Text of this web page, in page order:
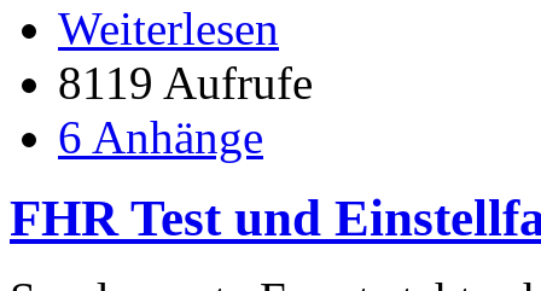
Weiterlesen
8119 Aufrufe
6 Anhänge
FHR Test und